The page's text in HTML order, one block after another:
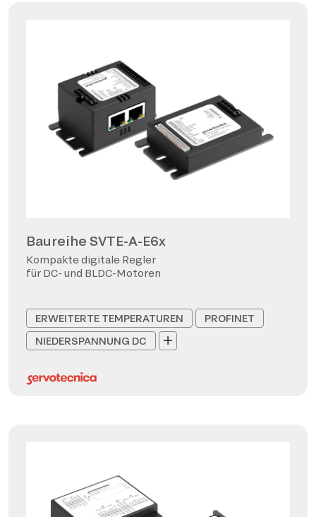
Baureihe SVTE-A-E6x
Kompakte digitale Regler
für DC- und BLDC-Motoren
ERWEITERTE TEMPERATUREN
PROFINET
NIEDERSPANNUNG DC